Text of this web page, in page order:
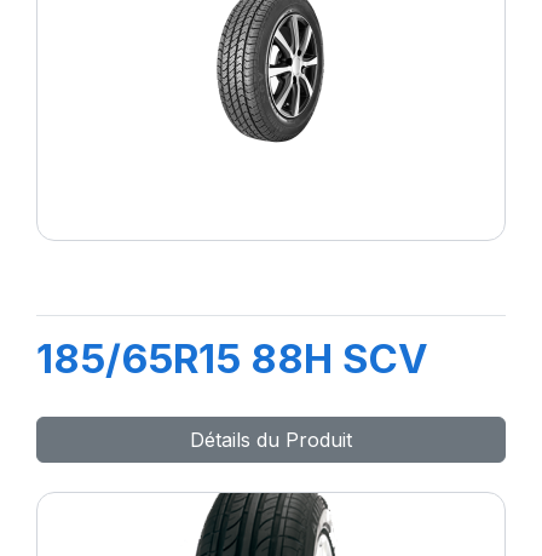
185/65R15 88H SCV
Détails du Produit